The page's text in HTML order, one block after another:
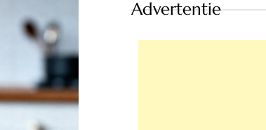
Advertentie